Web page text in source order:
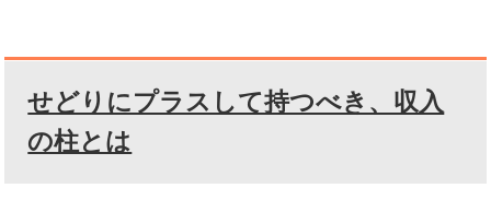
せどりにプラスして持つべき、収入
の柱とは